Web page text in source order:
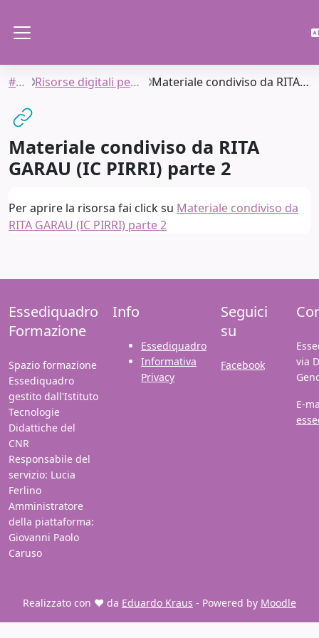
#SIAC Risorse digitali per l'apprendimento Materiale condiviso da RITA GARAU (IC PIRRI) parte 2
Materiale condiviso da RITA
GARAU (IC PIRRI) parte 2
Per aprire la risorsa fai click su Materiale condiviso da
RITA GARAU (IC PIRRI) parte 2
Essediquadro
Formazione
Spazio formazione
Essediquadro
gestito dall'Istituto
Tecnologie
Didattiche del
CNR
Responsabile del
servizio: Lucia
Ferlino
Amministratore
della piattaforma:
Giovanni Paolo
Caruso
Info
Essediquadro
Informativa
Privacy
Seguici
su
Facebook
via
E-
Realizzato con ❤️ da Eduardo Kraus - Powered by Moodle